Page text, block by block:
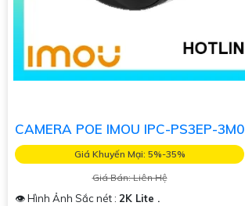
CAMERA POE IMOU IPC-PS3EP-3M0
Giá Khuyến Mại: 5%-35%
Giá Bán: Liên Hệ
👁 Hình Ảnh Sắc nét : 2K Lite .